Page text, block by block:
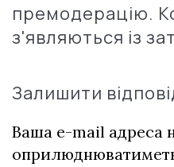
премодерацію.
з'являються із
Залишити
Ваша e-mail адреса